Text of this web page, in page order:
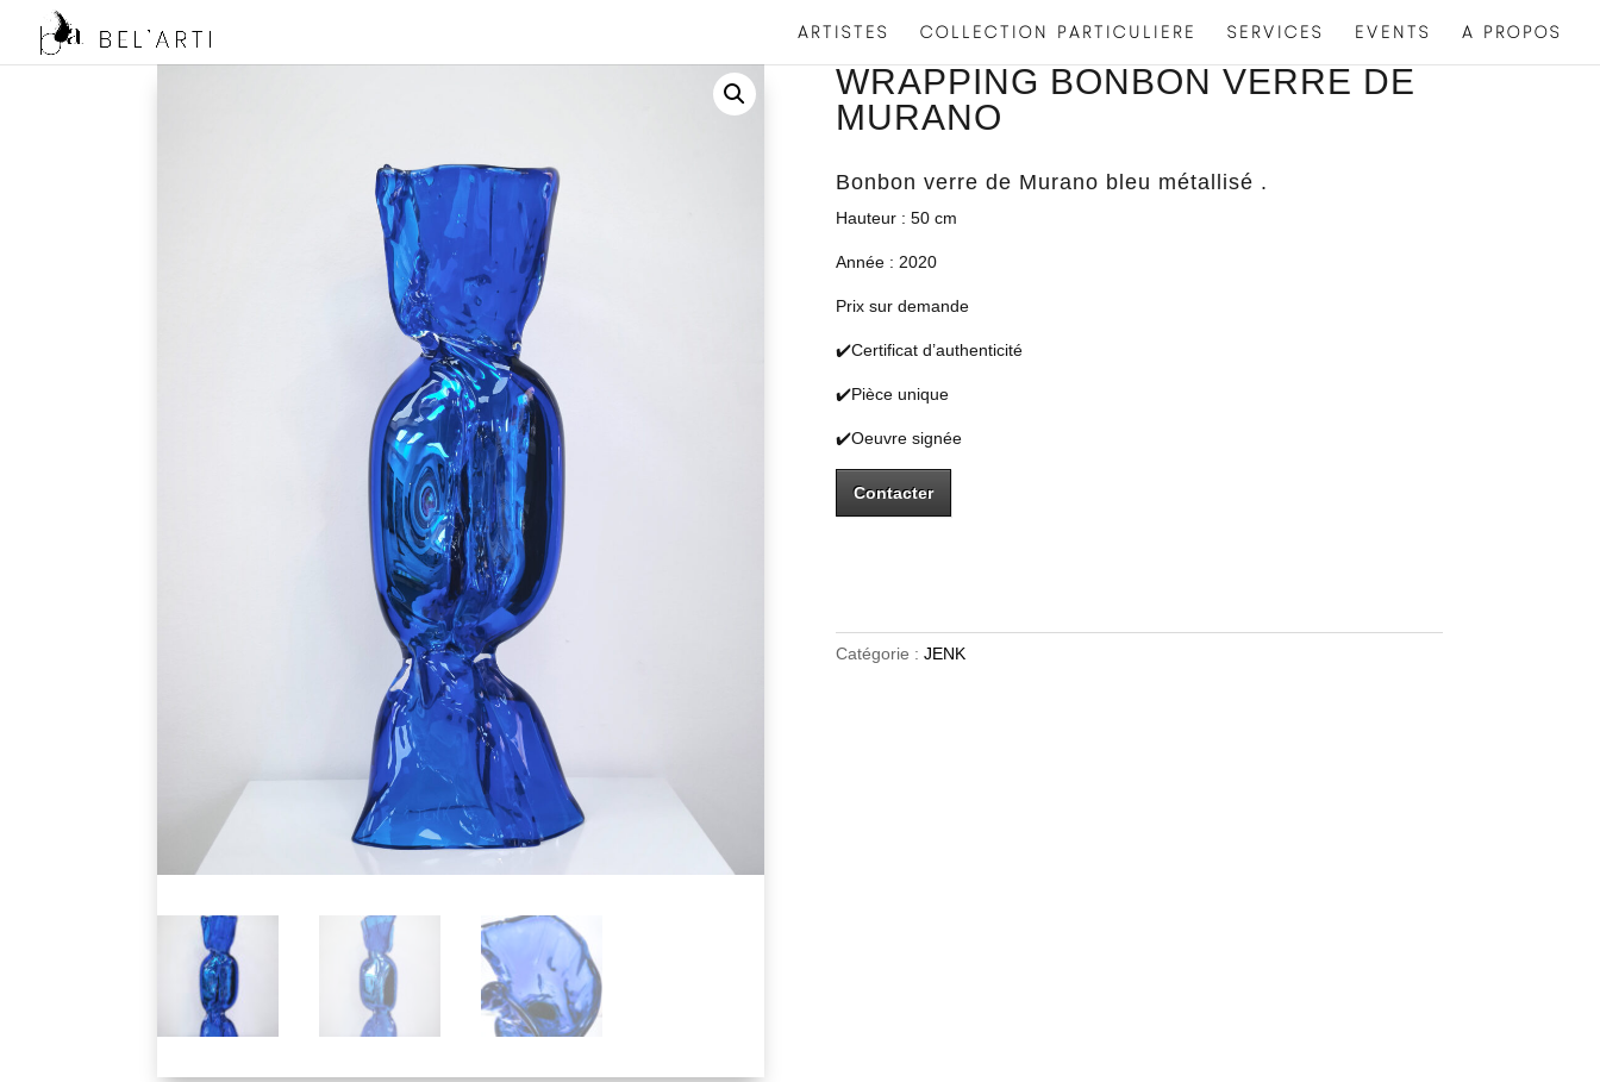
ARTISTES COLLECTION PARTICULIERE SERVICES EVENTS A PROPOS
WRAPPING BONBON VERRE DE
MURANO
Bonbon verre de Murano bleu métallisé .
Hauteur : 50 cm
Année : 2020
Prix sur demande
✔️Certificat d’authenticité
✔️Pièce unique
✔️Oeuvre signée
Contacter
Catégorie : JENK